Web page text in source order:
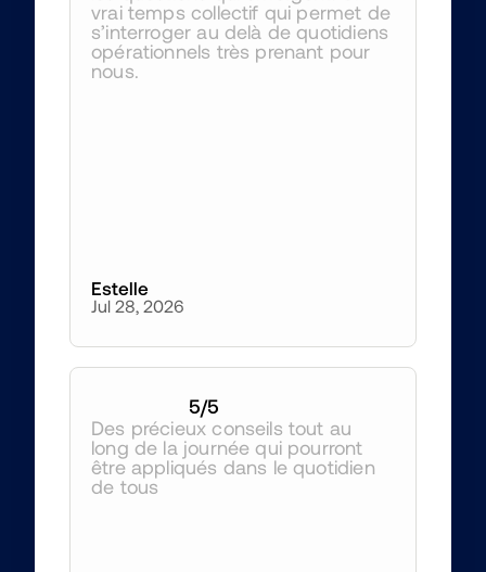
vrai temps collectif qui permet de
s’interroger au delà de quotidiens
opérationnels très prenant pour
nous.
Estelle
Jul 28, 2026
5/5
Des précieux conseils tout au
long de la journée qui pourront
être appliqués dans le quotidien
de tous